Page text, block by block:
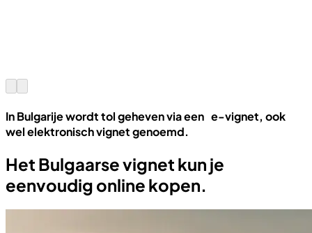
In Bulgarije wordt tol geheven via een e-vignet, ook
wel elektronisch vignet genoemd.
Het Bulgaarse vignet kun je
eenvoudig online kopen.